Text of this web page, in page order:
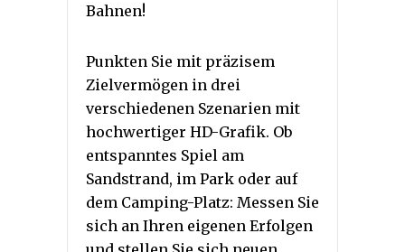
Bahnen!
Punkten Sie mit präzisem
Zielvermögen in drei
verschiedenen Szenarien mit
hochwertiger HD-Grafik. Ob
entspanntes Spiel am
Sandstrand, im Park oder auf
dem Camping-Platz: Messen Sie
sich an Ihren eigenen Erfolgen